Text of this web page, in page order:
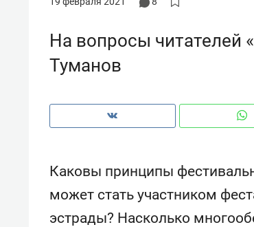
На вопросы читателей
Туманов
Каковы принципы
может стать участником
эстрады? Насколько